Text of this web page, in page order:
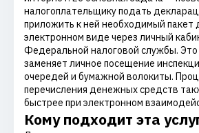
налогоплательщику подать
приложить к ней необходимый пакет
электронном виде через личный
Федеральной налоговой службы.
заменяет личное посещение
очередей и бумажной волокиты.
перечисления денежных средств
быстрее при электронном
Кому подходит эта